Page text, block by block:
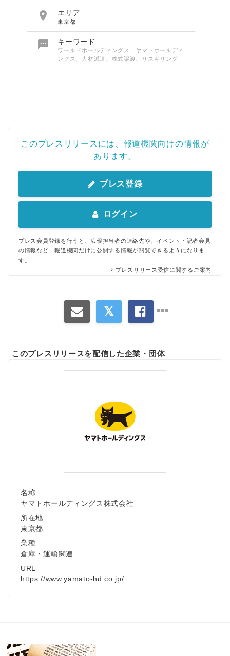
 エリア
東京都
 キーワード
ワールドホールディングス、ヤマトホールディ
ングス、人材派遣、株式譲渡、リスキリング
このプレスリリースには、報道機関向けの情報が
あります。
プレス登録
ログイン
プレス会員登録を行うと、広報担当者の連絡先や、イベント・記者会見
の情報など、報道機関だけに公開する情報が閲覧できるようになりま
す。
プレスリリース受信に関するご案内
このプレスリリースを配信した企業・団体
名称
ヤマトホールディングス株式会社
所在地
東京都
業種
倉庫・運輸関連
URL
https://www.yamato-hd.co.jp/